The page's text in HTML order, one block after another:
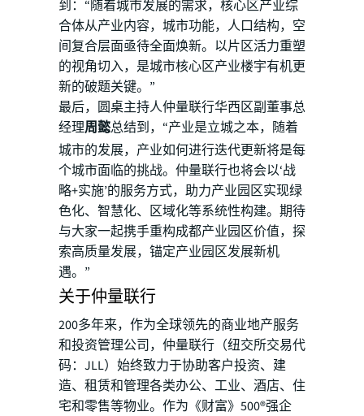
到：“随着城市发展的需求，核心区产业综
合体从产业内容，城市功能，人口结构，空
间复合层面亟待全面焕新。以片区活力重塑
的视角切入，是城市核心区产业楼宇有机更
新的破题关键。”
最后，圆桌主持人仲量联行华西区副董事总
经理周懿总结到，“产业是立城之本，随着
城市的发展，产业如何进行迭代更新将是每
个城市面临的挑战。仲量联行也将会以‘战
略+实施’的服务方式，助力产业园区实现绿
色化、智慧化、区域化等系统性构建。期待
与大家一起携手重构成都产业园区价值，探
索高质量发展，锚定产业园区发展新机
遇。”
关于仲量联行
200多年来，作为全球领先的商业地产服务
和投资管理公司，仲量联行（纽交所交易代
码：JLL）始终致力于协助客户投资、建
造、租赁和管理各类办公、工业、酒店、住
宅和零售等物业。作为《财富》500®强企